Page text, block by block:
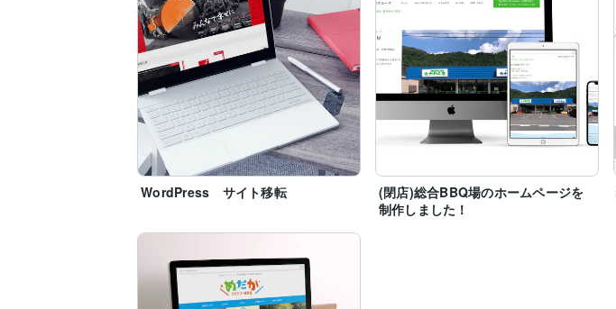
WordPress サイト移転
(閉店)総合BBQ場のホームページを
制作しました！